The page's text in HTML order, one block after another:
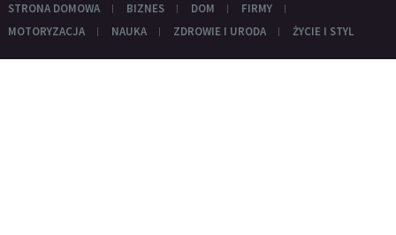
STRONA DOMOWA BIZNES DOM
FIRMY
MOTORYZACJA
NAUKA ZDROWIE I URODA ŻYCIE I STYL